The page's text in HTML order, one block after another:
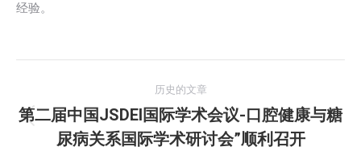
经验。
章
历史的文章
历
史
第二届中国JSDEI国际学术会议-口腔健康与糖
尿病关系国际学术研讨会”顺利召开